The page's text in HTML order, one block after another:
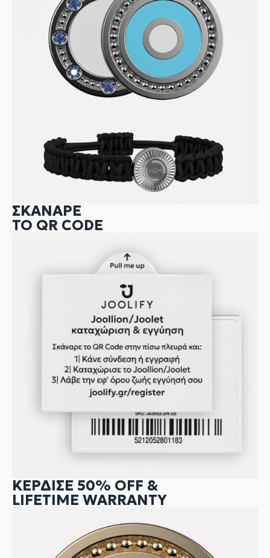
ΣΚΆΝΑΡΕ
ΤΟ QR CODE
ΚΕΡΔΙΣΕ 50% OFF &
LIFETIME WARRANTY